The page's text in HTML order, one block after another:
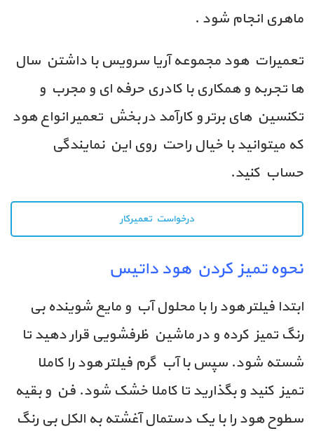
ماهری انجام شود .
تعمیرات هود مجموعه آریا سرویس با داشتن سال
ها تجربه و همکاری با کادری حرفه ای و مجرب و
تکنسین های برتر و کارآمد در بخش تعمیر انواع هود
که میتوانید با خیال راحت روی این نمایندگی
حساب کنید.
درخواست تعمیرکار
نحوه تمیز کردن هود داتیس
ابتدا فیلتر هود را با محلول آب و مایع شوینده بی
رنگ تمیز کرده و در ماشین ظرفشویی قرار دهید تا
شسته شود. سپسبا آب گرم فیلتر هود را کاملا
تمیز کنید و بگذارید تا کاملا خشک شود. فن و بقیه
سطوح هود را با یک دستمال آغشته به الکل بی رنگ